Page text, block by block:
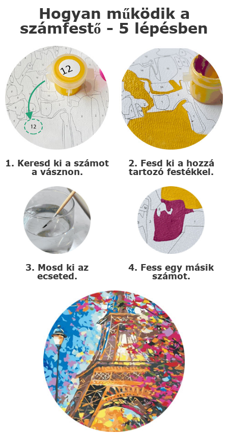
Hogyan működik a
számfestő - 5 lépésben
1. Keresd ki a számot
a vásznon.
2. Fesd ki a hozzá
tartozó festékkel.
3. Mosd ki az
ecseted.
4. Fess egy másik
számot.